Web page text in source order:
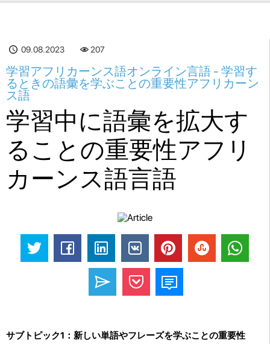
09.08.2023 207
学習アフリカーンス語オンライン言語 - 学習す
るときの語彙を学ぶことの重要性アフリカーン
ス語
学習中に語彙を拡大す
ることの重要性アフリ
カーンス語言語
サブトピック1：新しい単語やフレーズを学ぶことの重要性